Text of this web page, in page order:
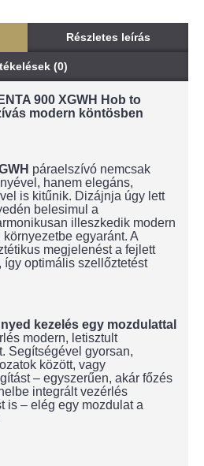
Részletes leírás
(0)
900 XGWH Hob to
modern köntösben
páraelszívó nemcsak
hanem elegáns,
is kitűnik. Dizájnja úgy lett
belesimul a
illeszkedik modern
egyaránt. A
megjelenést a fejlett
optimális szellőztetést
kezelés egy mozdulattal
modern, letisztult
Segítségével gyorsan,
között, vagy
– egyszerűen, akár főzés
integrált vezérlés
is – elég egy mozdulat a